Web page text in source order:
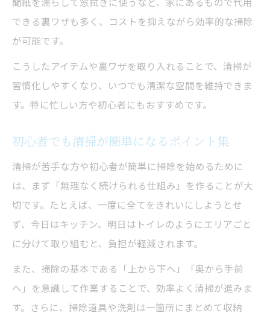
清掃の基本原則と時短に役立つ工夫まとめ
清掃が簡単になる5原則の実践ポイント
清掃初心者が押さえるべき基本とコツ
できる裏ワザも多く、コストを抑えながら効率的な掃除
が可能です。
こうしたアイテムや裏ワザを取り入れることで、清掃が
習慣化しやすくなり、いつでも清潔な空間を維持できま
す。特に忙しい方や初心者にもおすすめです。
初心者でも清掃が簡単になるポイント集
清掃が苦手な方や初心者が簡単に掃除を始めるために
は、まず「無理なく続けられる仕組み」を作ることが大
切です。たとえば、一度に全てをきれいにしようとせ
ず、今日はキッチン、明日はトイレのようにエリアごと
に分けて取り組むと、負担が軽減されます。
また、掃除の基本である「上から下へ」「奥から手前
へ」を意識して作業することで、効率よく清掃が進みま
す。さらに、掃除道具や洗剤は一箇所にまとめて収納